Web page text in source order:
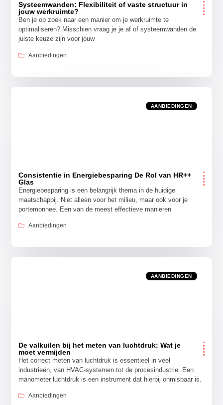
Systeemwanden: Flexibiliteit of vaste structuur in
jouw werkruimte?
Ben je op zoek naar een manier om je werkruimte te
optimaliseren? Misschien vraag je je af of systeemwanden de
juiste keuze zijn voor jouw
Aanbiedingen
AANBIEDINGEN
Consistentie in Energiebesparing De Rol van HR++
Glas
Energiebesparing is een belangrijk thema in de huidige
maatschappij. Niet alleen voor het milieu, maar ook voor je
portemonnee. Een van de meest effectieve manieren
Aanbiedingen
AANBIEDINGEN
De valkuilen bij het meten van luchtdruk: Wat je
moet vermijden
Het correct meten van luchtdruk is essentieel in veel
industrieën, van HVAC-systemen tot de procesindustrie. Een
manometer luchtdruk is een instrument dat hierbij onmisbaar is.
Aanbiedingen